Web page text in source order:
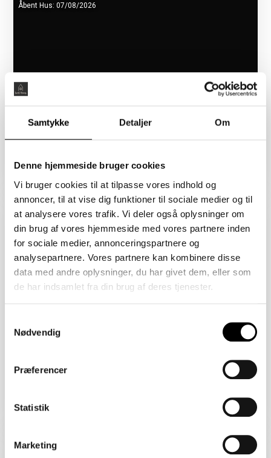
Samtykke Detaljer Om
Denne hjemmeside bruger cookies
Vi bruger cookies til at tilpasse vores indhold og
annoncer, til at vise dig funktioner til sociale medier og til
at analysere vores trafik. Vi deler også oplysninger om
din brug af vores hjemmeside med vores partnere inden
for sociale medier, annonceringspartnere og
analysepartnere. Vores partnere kan kombinere disse
data med andre oplysninger, du har givet dem, eller som
de har indsamlet fra din brug af deres tjenester.
Nødvendig
Præferencer
Statistik
Marketing
Åbent Hus: 07/08/2026
Åbent Hus: 07/08/2026
Flyndervej 3, 1. tv
2450 København SV
Sejlklubvej 1B